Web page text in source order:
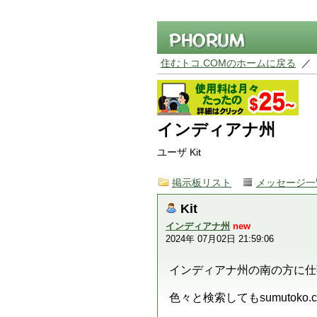
住むトコ.COMのホームに戻る ／
インディアナ州
ユーザ Kit
掲示板リスト メッセージ
Kit
インディアナ州 new
2024年 07月02日 21:59:06
インディアナ州の南の方に
色々と検索しても